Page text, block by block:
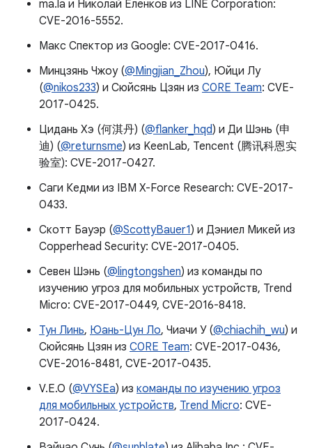
ma.la и Николай Еленков из LINE Corporation:
CVE-2016-5552.
Макс Спектор из Google: CVE-2017-0416.
Минцзянь Чжоу (@Mingjian_Zhou), Юйци Лу
(@nikos233) и Сюйсянь Цзян из C0RE Team: CVE-
2017-0425.
Цидань Хэ (何淇丹) (@flanker_hqd) и Ди Шэнь (申
迪) (@returnsme) из KeenLab, Tencent (腾讯科恩实
验室): CVE-2017-0427.
Саги Кедми из IBM X-Force Research: CVE-2017-
0433.
Скотт Бауэр (@ScottyBauer1) и Дэниел Микей из
Copperhead Security: CVE-2017-0405.
Севен Шэнь (@lingtongshen) из команды по
изучению угроз для мобильных устройств, Trend
Micro: CVE-2017-0449, CVE-2016-8418.
Тун Линь, Юань-Цун Ло, Чиачи У (@chiachih_wu) и
Сюйсянь Цзян из C0RE Team: CVE-2017-0436,
CVE-2016-8481, CVE-2017-0435.
V.E.O (@VYSEa) из команды по изучению угроз
для мобильных устройств, Trend Micro: CVE-
2017-0424.